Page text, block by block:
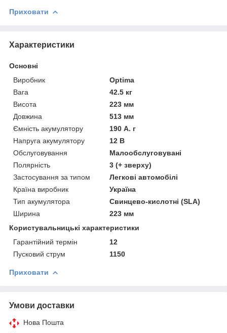
Приховати
Характеристики
Основні
Виробник
Optima
Вага
42.5 кг
Висота
223 мм
Довжина
513 мм
Ємність акумулятору
190 А. г
Напруга акумулятору
12 В
Обслуговування
Малообслуговувані
Полярність
3 (+ зверху)
Застосування за типом
Легкові автомобілі
Країна виробник
Україна
Тип акумулятора
Свинцево-кислотні (SLA)
Ширина
223 мм
Користувальницькі характеристики
Гарантійний термін
12
Пусковий струм
1150
Приховати
Умови доставки
Нова Пошта